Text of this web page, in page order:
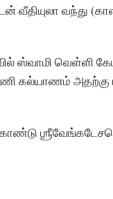
வந்து
ஸ்வாமி வெள்ளி
கல்யாணம்